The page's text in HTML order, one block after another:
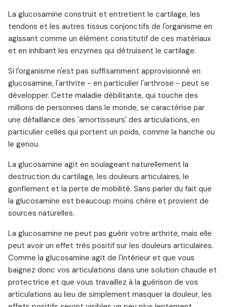
La glucosamine construit et entretient le cartilage, les
tendons et les autres tissus conjonctifs de l'organisme en
agissant comme un élément constitutif de ces matériaux
et en inhibant les enzymes qui détruisent le cartilage.
Si l'organisme n'est pas suffisamment approvisionné en
glucosamine, l'arthrite - en particulier l'arthrose - peut se
développer. Cette maladie débilitante, qui touche des
millions de personnes dans le monde, se caractérise par
une défaillance des 'amortisseurs' des articulations, en
particulier celles qui portent un poids, comme la hanche ou
le genou.
La glucosamine agit en soulageant naturellement la
destruction du cartilage, les douleurs articulaires, le
gonflement et la perte de mobilité. Sans parler du fait que
la glucosamine est beaucoup moins chère et provient de
sources naturelles.
La glucosamine ne peut pas guérir votre arthrite, mais elle
peut avoir un effet très positif sur les douleurs articulaires.
Comme la glucosamine agit de l'intérieur et que vous
baignez donc vos articulations dans une solution chaude et
protectrice et que vous travaillez à la guérison de vos
articulations au lieu de simplement masquer la douleur, les